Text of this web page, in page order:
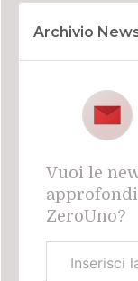
Archivio
Vuoi le
ZeroUno?
aziendale